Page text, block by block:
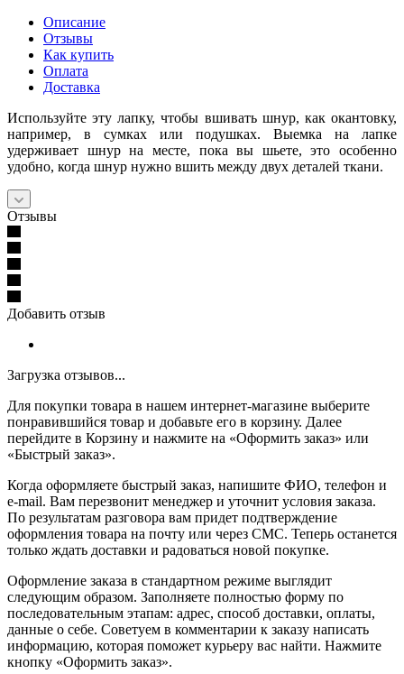
Описание
Отзывы
Как купить
Оплата
Доставка
Используйте эту лапку, чтобы вшивать шнур, как окантовку,
например, в сумках или подушках. Выемка на лапке
удерживает шнур на месте, пока вы шьете, это особенно
удобно, когда шнур нужно вшить между двух деталей ткани.
Отзывы
Добавить отзыв
Загрузка отзывов...
Для покупки товара в нашем интернет-магазине выберите
понравившийся товар и добавьте его в корзину. Далее
перейдите в Корзину и нажмите на «Оформить заказ» или
«Быстрый заказ».
Когда оформляете быстрый заказ, напишите ФИО, телефон и
e-mail. Вам перезвонит менеджер и уточнит условия заказа.
По результатам разговора вам придет подтверждение
оформления товара на почту или через СМС. Теперь останется
только ждать доставки и радоваться новой покупке.
Оформление заказа в стандартном режиме выглядит
следующим образом. Заполняете полностью форму по
последовательным этапам: адрес, способ доставки, оплаты,
данные о себе. Советуем в комментарии к заказу написать
информацию, которая поможет курьеру вас найти. Нажмите
кнопку «Оформить заказ».